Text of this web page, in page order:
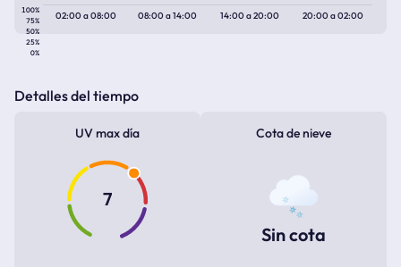
100%
75%
50%
25%
0%
02:00a08:00 08:00a14:00 14:00a20:00 20:00a02:00
Detalles del tiempo
UV max día
7
Cota de nieve
Sin cota